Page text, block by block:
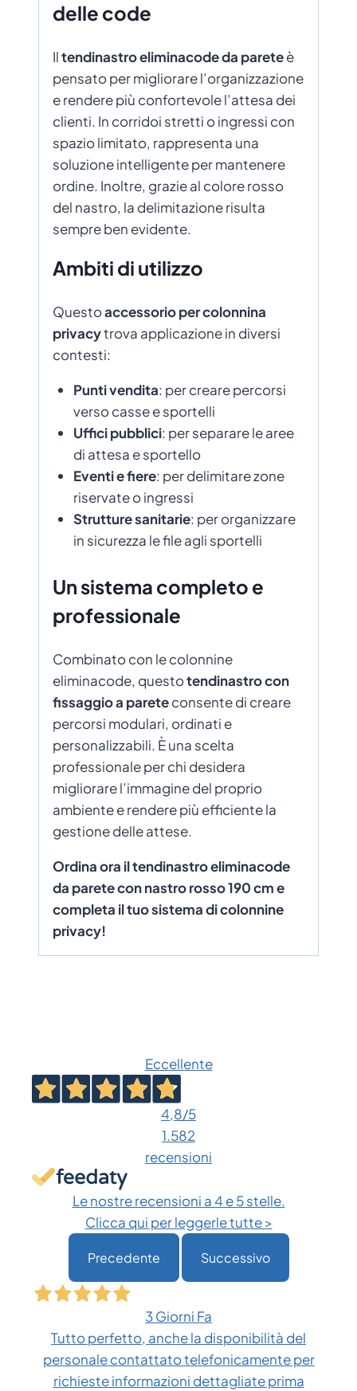
delle code
Iltendinastro eliminacode da pareteè
pensato per migliorare l’organizzazione
e rendere più confortevole l’attesa dei
clienti. In corridoi stretti o ingressi con
spazio limitato, rappresenta una
soluzione intelligente per mantenere
ordine. Inoltre, grazie al colore rosso
del nastro, la delimitazione risulta
sempre ben evidente.
Ambiti di utilizzo
Questoaccessorio per colonnina
privacytrova applicazione in diversi
contesti:
Punti vendita: per creare percorsi
verso casse e sportelli
Uffici pubblici: per separare le aree
di attesa e sportello
Eventi e fiere: per delimitare zone
riservate o ingressi
Strutture sanitarie: per organizzare
in sicurezza le file agli sportelli
Un sistema completo e
professionale
Combinato con le colonnine
eliminacode, questotendinastro con
fissaggio a pareteconsente di creare
percorsi modulari, ordinati e
personalizzabili. È una scelta
professionale per chi desidera
migliorare l’immagine del proprio
ambiente e rendere più efficiente la
gestione delle attese.
Ordina ora il tendinastro eliminacode
da parete con nastro rosso 190 cm e
completa il tuo sistema di colonnine
privacy!
Eccellente
4,8/5
1.582
recensioni
Le nostre recensioni a 4 e 5 stelle.
Clicca qui per leggerle tutte >
Precedente Successivo
3 Giorni Fa
Tutto perfetto, anche la disponibilità del
personale contattato telefonicamente per
richieste informazioni dettagliate prima